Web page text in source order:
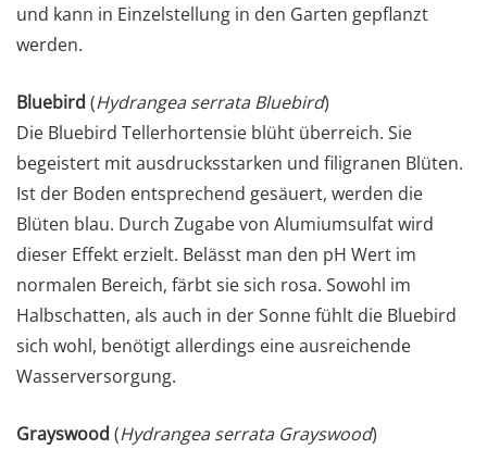
und kann in Einzelstellung in den Garten gepflanzt
werden.
Bluebird (Hydrangea serrata Bluebird)
Die Bluebird Tellerhortensie blüht überreich. Sie
begeistert mit ausdrucksstarken und filigranen Blüten.
Ist der Boden entsprechend gesäuert, werden die
Blüten blau. Durch Zugabe von Alumiumsulfat wird
dieser Effekt erzielt. Belässt man den pH Wert im
normalen Bereich, färbt sie sich rosa. Sowohl im
Halbschatten, als auch in der Sonne fühlt die Bluebird
sich wohl, benötigt allerdings eine ausreichende
Wasserversorgung.
Grayswood (Hydrangea serrata Grayswood)